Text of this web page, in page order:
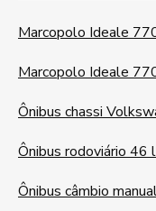
Marcopolo Ideale
Marcopolo Ideale
Ônibus chassi
Ônibus rodoviário 46
Ônibus câmbio